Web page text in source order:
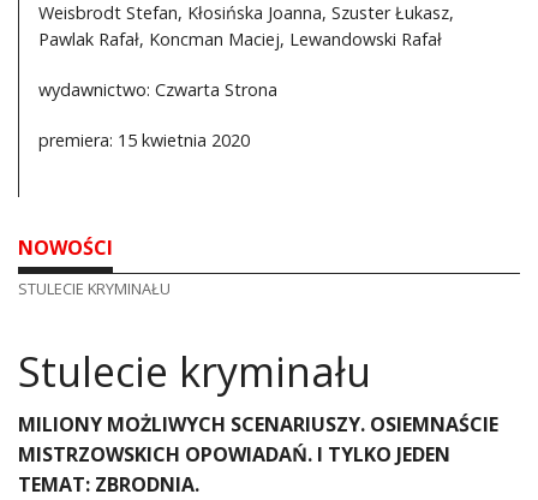
Weisbrodt Stefan, Kłosińska Joanna, Szuster Łukasz,
Pawlak Rafał, Koncman Maciej, Lewandowski Rafał
wydawnictwo: Czwarta Strona
premiera: 15 kwietnia 2020
NOWOŚCI
STULECIE KRYMINAŁU
Stulecie kryminału
MILIONY MOŻLIWYCH SCENARIUSZY. OSIEMNAŚCIE
MISTRZOWSKICH OPOWIADAŃ. I TYLKO JEDEN
TEMAT: ZBRODNIA.